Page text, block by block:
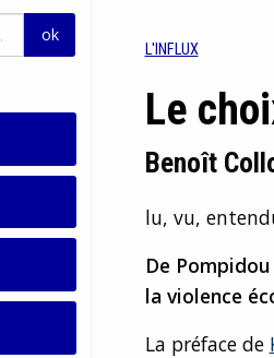
L'INFLUX
Le
Benoît
lu, vu,
De
la violence
La préface de